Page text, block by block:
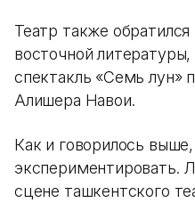
Театр также
восточной
спектакль «Семь лун»
Алишера Навои.
Как и говорилось
экспериментировать.
сцене ташкентского